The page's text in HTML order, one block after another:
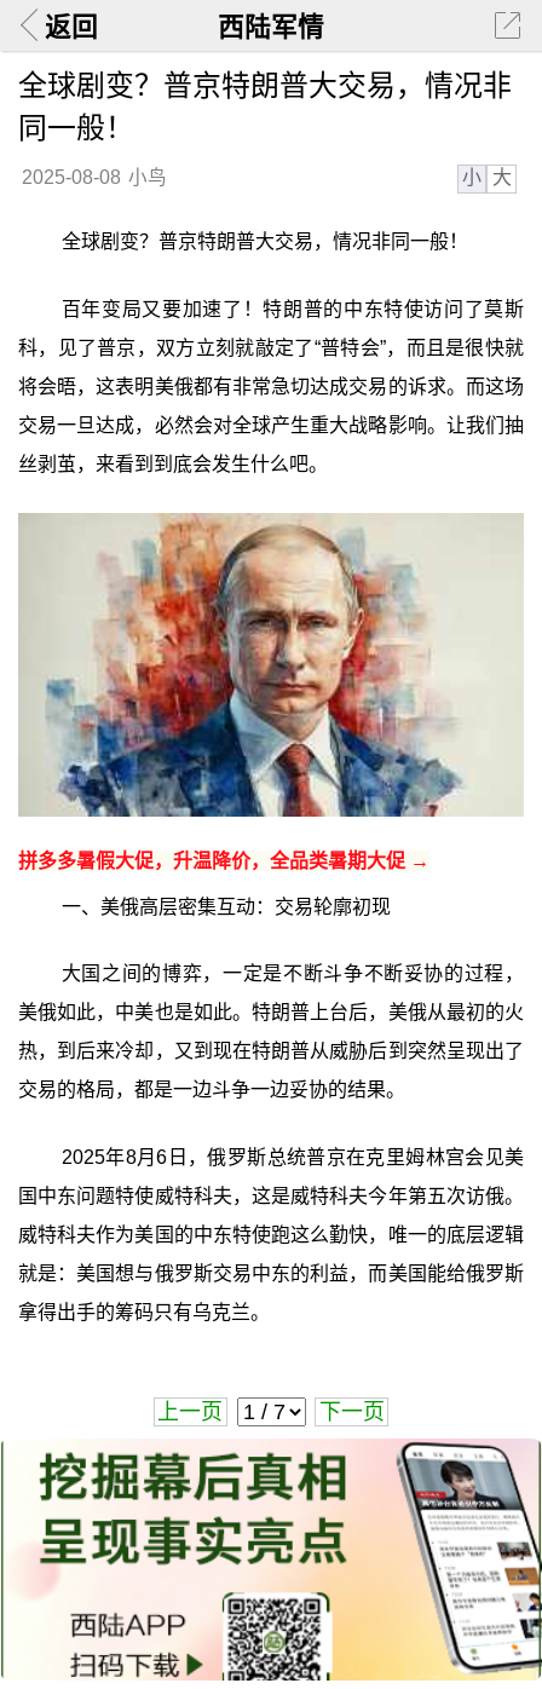
返回 西陆军情
全球剧变？普京特朗普大交易，情况非
同一般！
2025-08-08 小鸟 小 大
全球剧变？普京特朗普大交易，情况非同一般！
百年变局又要加速了！特朗普的中东特使访问了莫斯
科，见了普京，双方立刻就敲定了“普特会”，而且是很快就
将会晤，这表明美俄都有非常急切达成交易的诉求。而这场
交易一旦达成，必然会对全球产生重大战略影响。让我们抽
丝剥茧，来看到到底会发生什么吧。
拼多多暑假大促，升温降价，全品类暑期大促 →
一、美俄高层密集互动：交易轮廓初现
大国之间的博弈，一定是不断斗争不断妥协的过程，
美俄如此，中美也是如此。特朗普上台后，美俄从最初的火
热，到后来冷却，又到现在特朗普从威胁后到突然呈现出了
交易的格局，都是一边斗争一边妥协的结果。
2025年8月6日，俄罗斯总统普京在克里姆林宫会见美
国中东问题特使威特科夫，这是威特科夫今年第五次访俄。
威特科夫作为美国的中东特使跑这么勤快，唯一的底层逻辑
就是：美国想与俄罗斯交易中东的利益，而美国能给俄罗斯
拿得出手的筹码只有乌克兰。
上一页 下一页